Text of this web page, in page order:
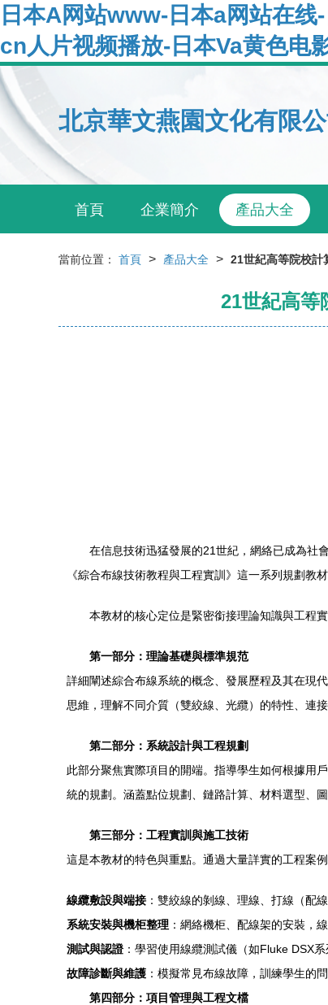
日本A网站www-日本a网站在
cn人片视频播放-日本Va黄色电
北京華文燕園文化有限公
首頁 企業簡介 產品大全
當前位置： 首頁 > 產品大全 > 21世紀高等院校計
21世紀高等
在信息技術迅猛發展的21世紀，網絡已成為社
《綜合布線技術教程與工程實訓》這一系列規劃教
本教材的核心定位是緊密銜接理論知識與工程
第一部分：理論基礎與標準規范
詳細闡述綜合布線系統的概念、發展歷程及其在現
思維，理解不同介質（雙絞線、光纜）的特性、連接
第二部分：系統設計與工程規劃
此部分聚焦實際項目的開端。指導學生如何根據用
統的規劃。涵蓋點位規劃、鏈路計算、材料選型、
第三部分：工程實訓與施工技術
這是本教材的特色與重點。通過大量詳實的工程案
線纜敷設與端接 ：雙絞線的剝線、理線、打線（配
系統安裝與機柜整理 ：網絡機柜、配線架的安裝，
測試與認證：學習使用線纜測試儀（如Fluke DSX
故障診斷與維護 ：模擬常見布線故障，訓練學生的
第四部分：項目管理與工程文檔